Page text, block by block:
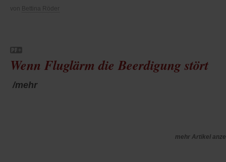
von Bettina Röder
Wenn Fluglärm die Beerdigung stört
/mehr
mehr Artikel